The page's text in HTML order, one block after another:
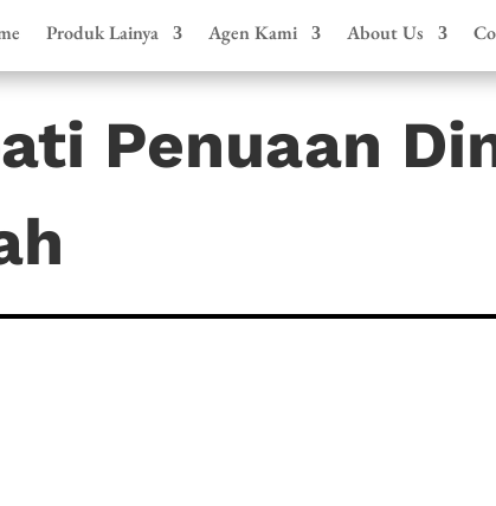
Produk Lainya Agen Kami About Us
Penuaan